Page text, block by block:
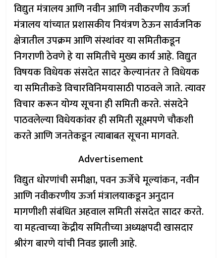
विद्युत मंत्रालय आणि नवीन आणि नवीकरणीय ऊर्जा
मंत्रालय यांच्यात प्रशासकीय नियंत्रण ठेऊन सार्वजनिक
क्षेत्रातील उपक्रम आणि संस्थांवर या समितीकडून
निगराणी ठेवणे हे या समितीचे मुख्य कार्य आहे. विद्युत
विषयक विधेयक संसदेत सादर केल्यानंतर ते विधेयक
या समितीकडे विचारविनिमयासाठी पाठवले जाते. त्यावर
विचार करून योग्य सूचना ही समिती करते. संसदेने
पाठवलेल्या विधेयकांवर ही समिती सूक्ष्मपणे चौकशी
करते आणि जनतेकडून त्याबाबत सूचना मागवते.
Advertisement
विद्युत धोरणांची समीक्षा, पवन ऊर्जेचे मूल्यांकन, नवीन
आणि नवीकरणीय ऊर्जा मंत्रालयाकडून अनुदान
मागणीशी संबंधित अहवाल समिती संसदेत सादर करते.
या महत्वाच्या केंद्रीय समितीच्या अध्यक्षपदी खासदार
श्रीरंग बारणे यांची निवड झाली आहे.